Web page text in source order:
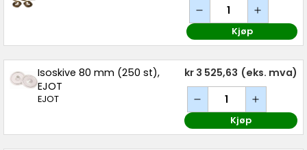
Kjøp
Isoskive 80 mm (250 st),
EJOT
EJOT
kr 3 525,63 (eks. mva)
Kjøp